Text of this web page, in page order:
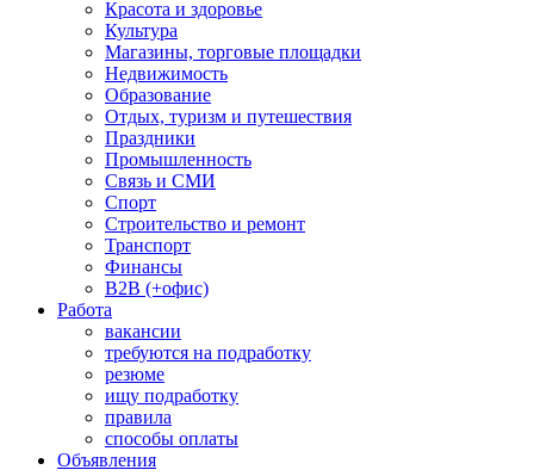
Красота и здоровье
Культура
Магазины, торговые площадки
Недвижимость
Образование
Отдых, туризм и путешествия
Праздники
Промышленность
Связь и СМИ
Спорт
Строительство и ремонт
Транспорт
Финансы
B2B (+офис)
Работа
вакансии
требуются на подработку
резюме
ищу подработку
правила
способы оплаты
Объявления